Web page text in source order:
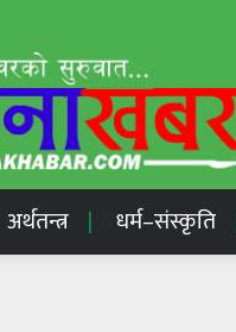
अर्थतन्त्र धर्म–संस्कृति